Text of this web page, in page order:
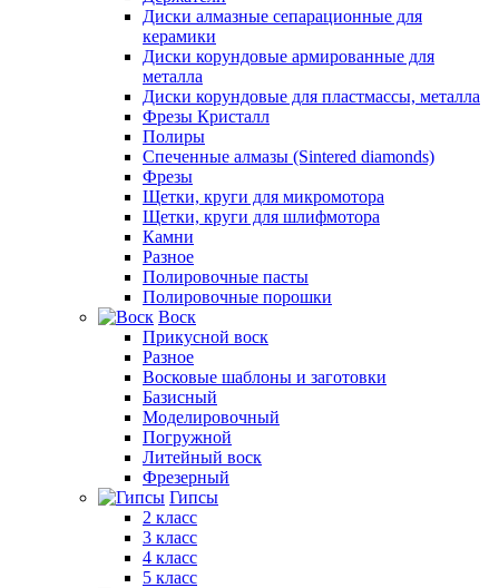
Диски алмазные сепарационные для
керамики
Диски корундовые армированные для
металла
Диски корундовые для пластмассы, металла
Фрезы Кристалл
Полиры
Спеченные алмазы (Sintered diamonds)
Фрезы
Щетки, круги для микромотора
Щетки, круги для шлифмотора
Камни
Разное
Полировочные пасты
Полировочные порошки
Воск
Прикусной воск
Разное
Восковые шаблоны и заготовки
Базисный
Моделировочный
Погружной
Литейный воск
Фрезерный
Гипсы
2 класс
3 класс
4 класс
5 класс